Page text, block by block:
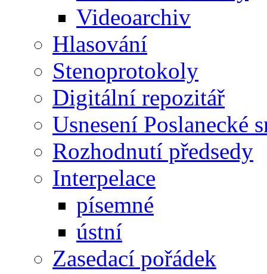
Videoarchiv
Hlasování
Stenoprotokoly
Digitální repozitář
Usnesení Poslanecké
Rozhodnutí předsedy
Interpelace
písemné
ústní
Zasedací pořádek